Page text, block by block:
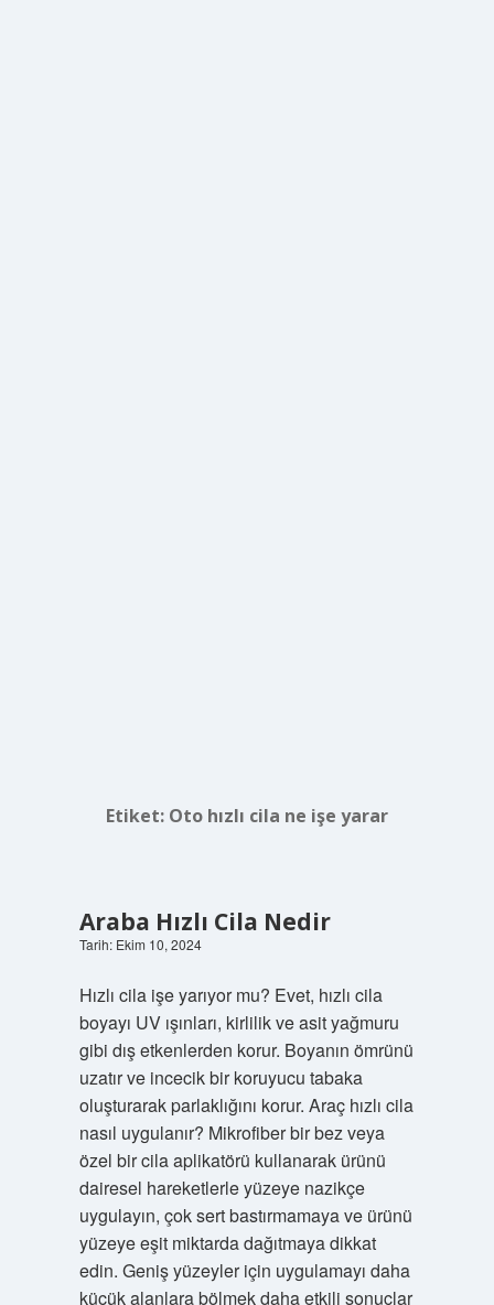
Etiket: Oto hızlı cila ne işe yarar
Araba Hızlı Cila Nedir
Tarih: Ekim 10, 2024
Hızlı cila işe yarıyor mu? Evet, hızlı cila
boyayı UV ışınları, kirlilik ve asit yağmuru
gibi dış etkenlerden korur. Boyanın ömrünü
uzatır ve incecik bir koruyucu tabaka
oluşturarak parlaklığını korur. Araç hızlı cila
nasıl uygulanır? Mikrofiber bir bez veya
özel bir cila aplikatörü kullanarak ürünü
dairesel hareketlerle yüzeye nazikçe
uygulayın, çok sert bastırmamaya ve ürünü
yüzeye eşit miktarda dağıtmaya dikkat
edin. Geniş yüzeyler için uygulamayı daha
küçük alanlara bölmek daha etkili sonuçlar